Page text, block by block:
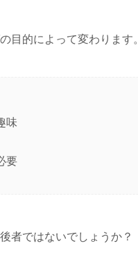
目的によって変わります。
味
要
者ではないでしょうか？